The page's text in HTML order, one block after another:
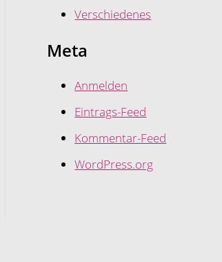
Verschiedenes
Meta
Anmelden
Eintrags-Feed
Kommentar-Feed
WordPress.org